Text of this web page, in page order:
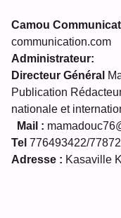
Camou
communication.com
Administrateur:
Directeur Général
Publication
nationale et
Mail :
Tel 776493422/
Adresse : Kasaville